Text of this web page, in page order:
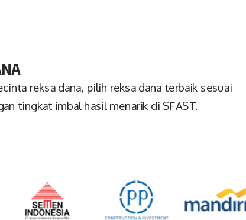
reksa dana, pilih reksa dana terbaik sesuai
tingkat imbal hasil menarik di SFAST.